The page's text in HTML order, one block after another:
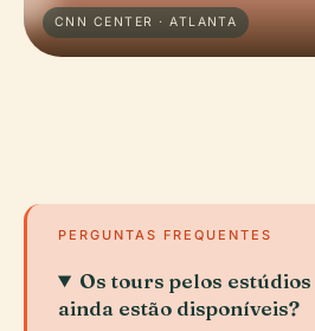
CNN CENTER · ATLANTA
PERGUNTAS FREQUENTES
Os tours pelos
ainda estão disponíveis?